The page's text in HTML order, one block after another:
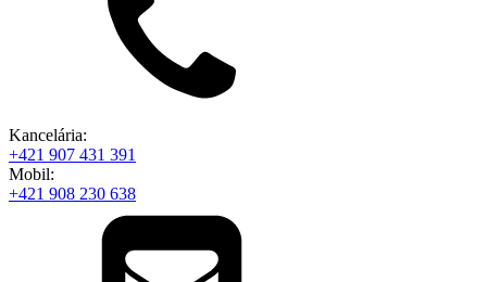
Kancelária:
+421 907 431 391
Mobil:
+421 908 230 638